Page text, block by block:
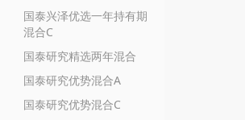
国泰兴泽优选一年持有期
混合C
国泰研究精选两年混合
国泰研究优势混合A
国泰研究优势混合C